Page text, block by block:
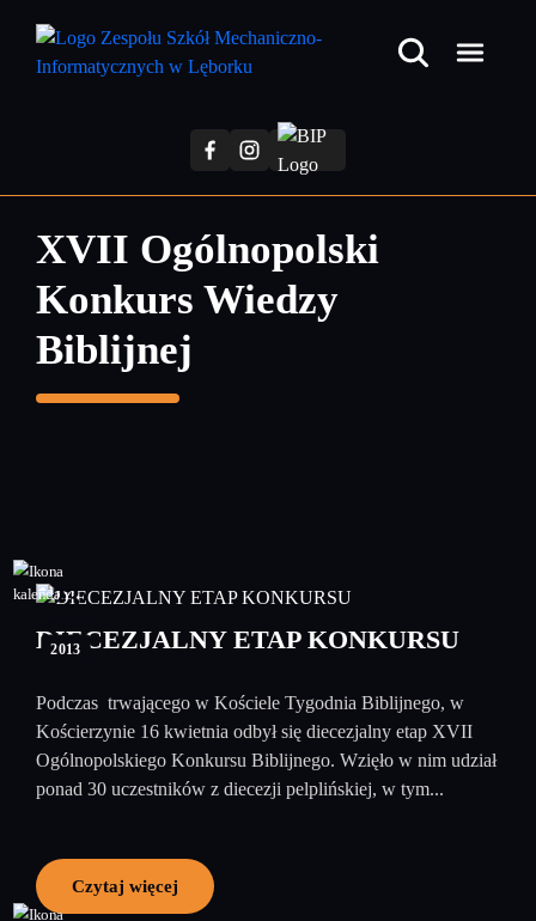
treści
XVII Ogólnopolski
Konkurs Wiedzy
Biblijnej
23
2013
DIECEZJALNY ETAP KONKURSU
Podczas trwającego w Kościele Tygodnia Biblijnego, w
Kościerzynie 16 kwietnia odbył się diecezjalny etap XVII
Ogólnopolskiego Konkursu Biblijnego. Wzięło w nim udział
ponad 30 uczestników z diecezji pelplińskiej, w tym...
Czytaj więcej